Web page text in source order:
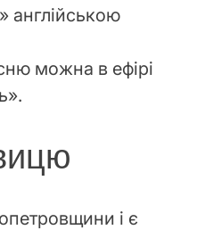
англійською
можна в ефірі
і є